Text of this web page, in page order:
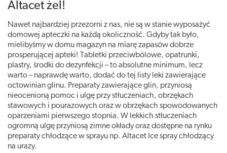
Altacet żel!
Nawet najbardziej przezorni z nas, nie są w stanie wyposażyć
domowej apteczki na każdą okoliczność. Gdyby tak było,
mielibyśmy w domu magazyn na miarę zapasów dobrze
prosperującej apteki! Tabletki przeciwbólowe, opatrunki,
plastry, środki do dezynfekcji – to absolutne minimum, lecz
warto – naprawdę warto, dodać do tej listy leki zawierające
octowinian glinu. Preparaty zawierające glin, przyniosą
nieocenioną pomoc i ulgę przy stłuczeniach, obrzękach
stawowych i pourazowych oraz w obrzękach spowodowanych
oparzeniami pierwszego stopnia. W lekkich stłuczeniach
ogromną ulgę przyniosą zimne okłady oraz dostępne na rynku
preparaty chłodzące w sprayu np. Altacet Ice spray chłodzący
na urazy.